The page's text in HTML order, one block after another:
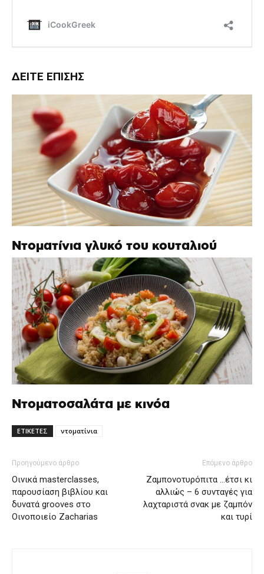
ΔΕΊΤΕ ΕΠΊΣΗΣ
Ντοματίνια γλυκό του κουταλιού
Ντοματοσαλάτα με κινόα
ΕΤΙΚΕΤΕΣ ντοματίνια
Προηγούμενο άρθρο
Οινικά masterclasses,
παρουσίαση βιβλίου και
δυνατά grooves στο
Οινοποιείο Zacharias
Επόμενο άρθρο
Ζαμπονοτυρόπιτα …έτσι κι
αλλιώς – 6 συνταγές για
λαχταριστά σνακ με ζαμπόν
και τυρί